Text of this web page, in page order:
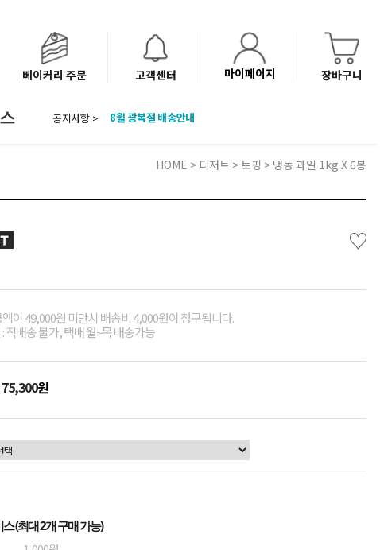
베이커리 주문 고객센터 마이페이지 장바구니
공지사항 >
'NEW 바이브믹스 or 바리스타시럽 1종' 체험단 발표
HOME > 디저트 > 토핑 > 냉동 과일 1kg X 6봉
♡
이 49,000원 미만시 배송비 4,000원이 청구됩니다.
직배송 불가, 택배 월~목 배송가능
75,300원
(최대 2개 구매 가능)